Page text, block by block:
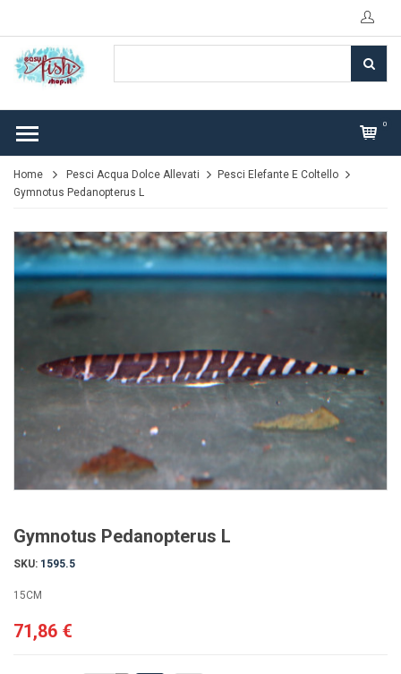
0
Home Pesci Acqua Dolce Allevati
Pesci Elefante E Coltello
Gymnotus Pedanopterus L
Gymnotus Pedanopterus L
SKU: 1595.5
15CM
71,86 €